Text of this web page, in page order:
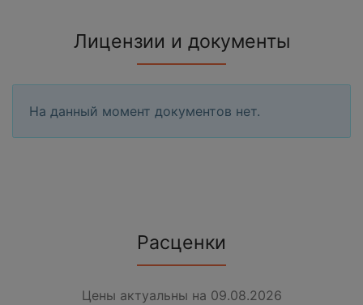
Лицензии и документы
На данный момент документов нет.
Расценки
Цены актуальны на 09.08.2026